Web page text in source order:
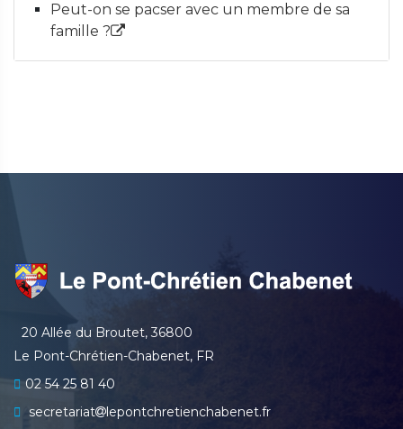
Peut-on se pacser avec un membre de sa
famille ?
20 Allée du Broutet, 36800
Le Pont-Chrétien-Chabenet, FR
02 54 25 81 40
secretariat
lepontchretienchabenet.fr